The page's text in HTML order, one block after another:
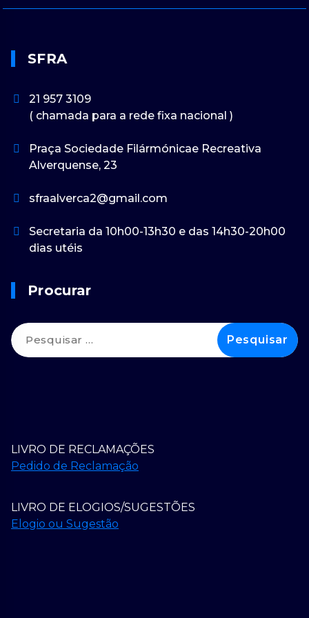
SFRA
21 957 3109
( chamada para a rede fixa nacional )
Praça Sociedade Filármónicae Recreativa
Alverquense, 23
sfraalverca2@gmail.com
Secretaria da 10h00-13h30 e das 14h30-20h00
dias utéis
Procurar
Pesquisar
por:
LIVRO DE RECLAMAÇÕES
Pedido de Reclamação
LIVRO DE ELOGIOS/SUGESTÕES
Elogio ou Sugestão